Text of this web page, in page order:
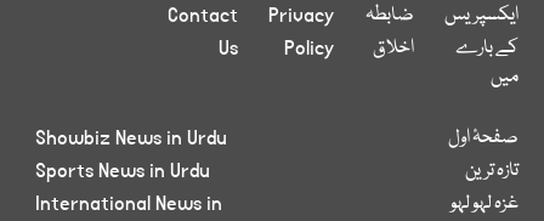
ایکسپریس
کے بارے
میں
ضابطہ
اخلاق
Privacy
Policy
Contact
Us
صفحۂ اول
تازہ ترین
غزہ لہو لہو
Showbiz News in Urdu
Sports News in Urdu
International News in